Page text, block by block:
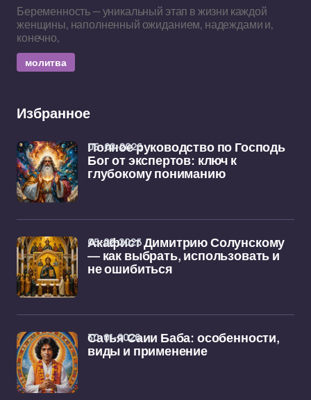
Беременность — уникальный этап в жизни каждой
женщины, наполненный ожиданием, надеждами и,
конечно,
молитва
Избранное
Полное руководство по Господь
Бог от экспертов: ключ к
глубокому пониманию
06-02-2026
Акафист Димитрию Солунскому
— как выбрать, использовать и
не ошибиться
05-02-2026
Сатья Саии Баба: особенности,
виды и применение
30-01-2026